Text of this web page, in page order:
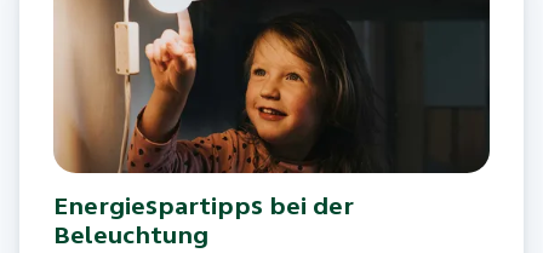
Energiespartipps bei der
Beleuchtung